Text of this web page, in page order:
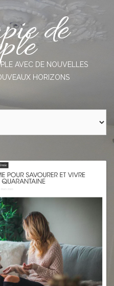
de
AVEC DE NOUVELLES
HORIZONS